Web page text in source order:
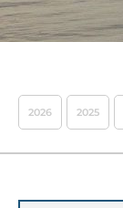
2026 2025